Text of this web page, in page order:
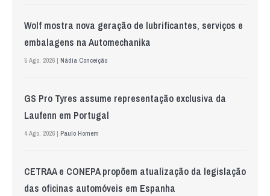
Wolf mostra nova geração de lubrificantes, serviços e
embalagens na Automechanika
5 Ago. 2026 | Nádia Conceição
GS Pro Tyres assume representação exclusiva da
Laufenn em Portugal
4 Ago. 2026 | Paulo Homem
CETRAA e CONEPA propõem atualização da legislação
das oficinas automóveis em Espanha